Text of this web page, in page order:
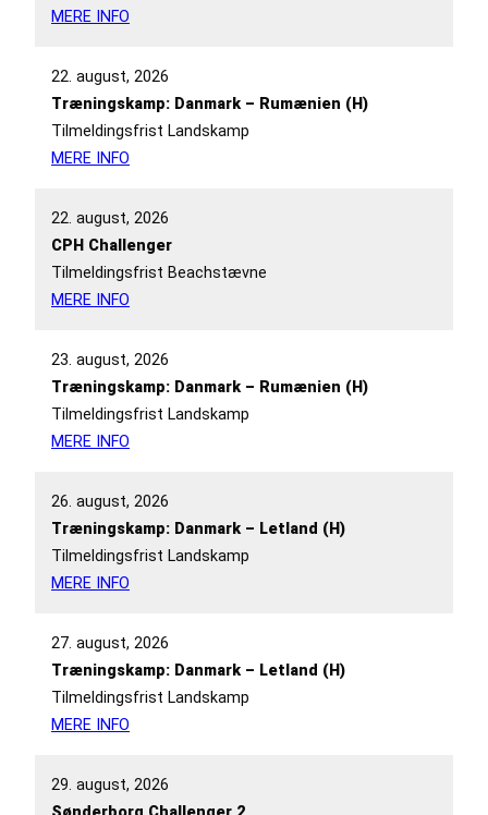
MERE INFO
22. august, 2026
Træningskamp: Danmark – Rumænien (H)
Tilmeldingsfrist Landskamp
MERE INFO
22. august, 2026
CPH Challenger
Tilmeldingsfrist Beachstævne
MERE INFO
23. august, 2026
Træningskamp: Danmark – Rumænien (H)
Tilmeldingsfrist Landskamp
MERE INFO
26. august, 2026
Træningskamp: Danmark – Letland (H)
Tilmeldingsfrist Landskamp
MERE INFO
27. august, 2026
Træningskamp: Danmark – Letland (H)
Tilmeldingsfrist Landskamp
MERE INFO
29. august, 2026